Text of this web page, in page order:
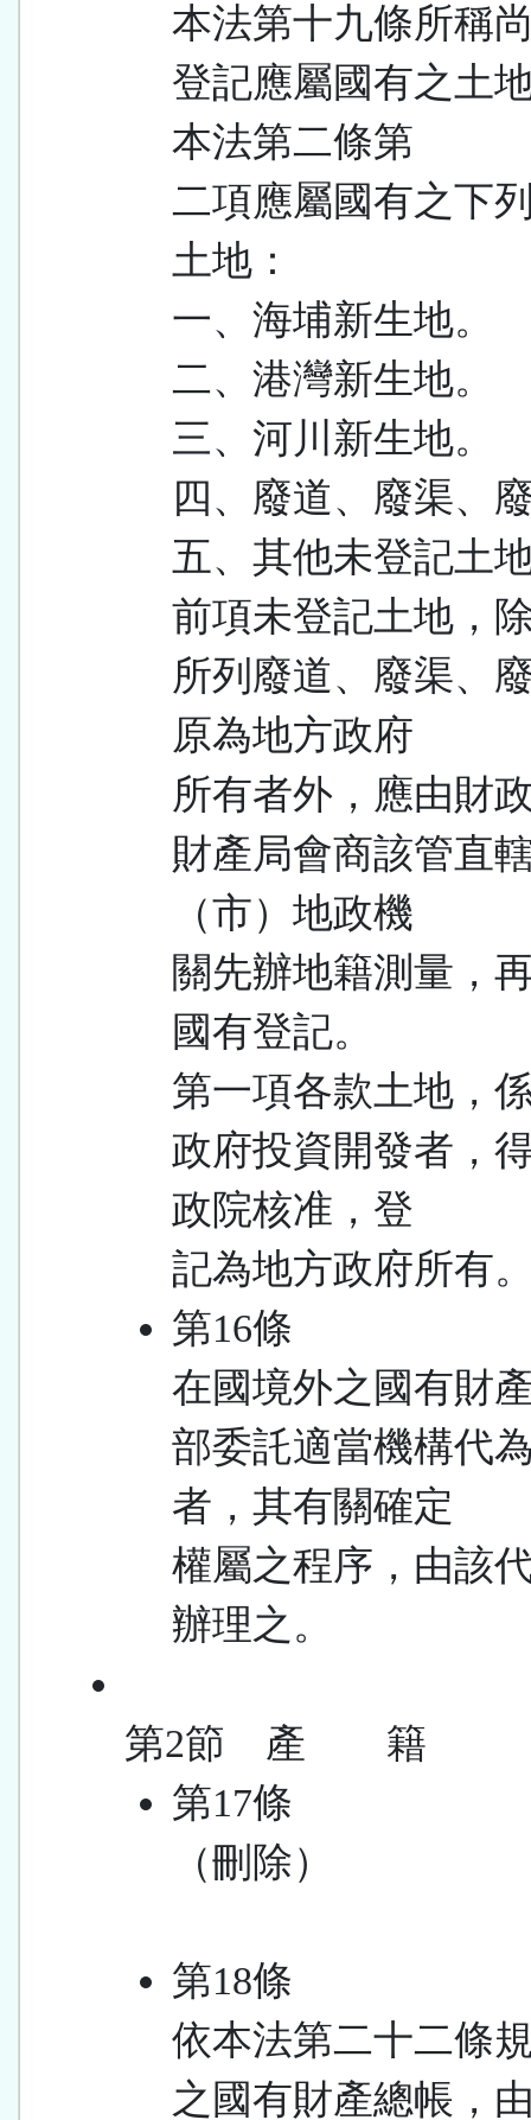
本法第十九條所稱
登記應屬國有之土
本法第二條第
二項應屬國有之下
土地：
一、海埔新生地。
二、港灣新生地。
三、河川新生地。
四、廢道、廢渠、
五、其他未登記土
前項未登記土地，
所列廢道、廢渠、
原為地方政府
所有者外，應由財
財產局會商該管直
（市）地政機
關先辦地籍測量，
國有登記。
第一項各款土地，
政府投資開發者，
政院核准，登
記為地方政府所有
第16條
在國境外之國有財
部委託適當機構代
者，其有關確定
權屬之程序，由該
辦理之。
第2節 產 籍
第17條
（刪除）
第18條
依本法第二十二條
之國有財產總帳，